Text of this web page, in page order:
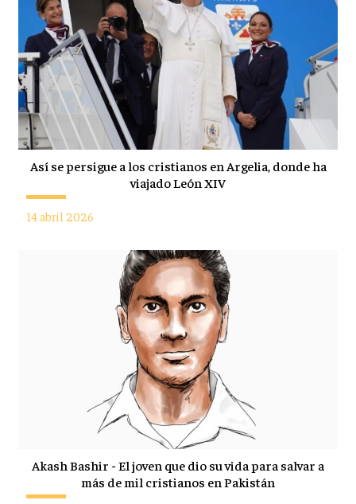
Así se persigue a los cristianos en Argelia, donde ha
viajado León XIV
14 abril 2026
Akash Bashir - El joven que dio su vida para salvar a
más de mil cristianos en Pakistán